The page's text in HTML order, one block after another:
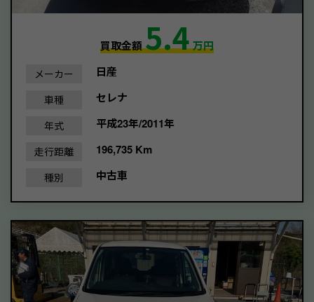
買取金額5.4万円
メーカー 日産
車種 セレナ
年式 平成23年/2011年
走行距離 196,735 Km
種別 中古車